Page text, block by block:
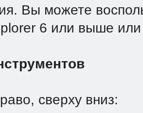
Вы можете
6 или выше
сверху вниз: